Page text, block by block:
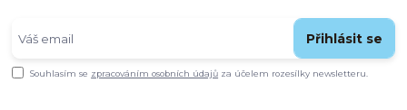
Přihlásit se
Souhlasím se zpracováním osobních údajů za účelem rozesílky newsletteru.